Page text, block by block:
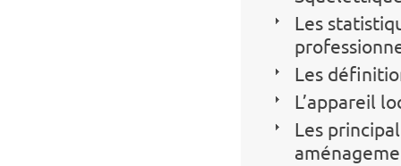
Les
Les
L’appareil
Les